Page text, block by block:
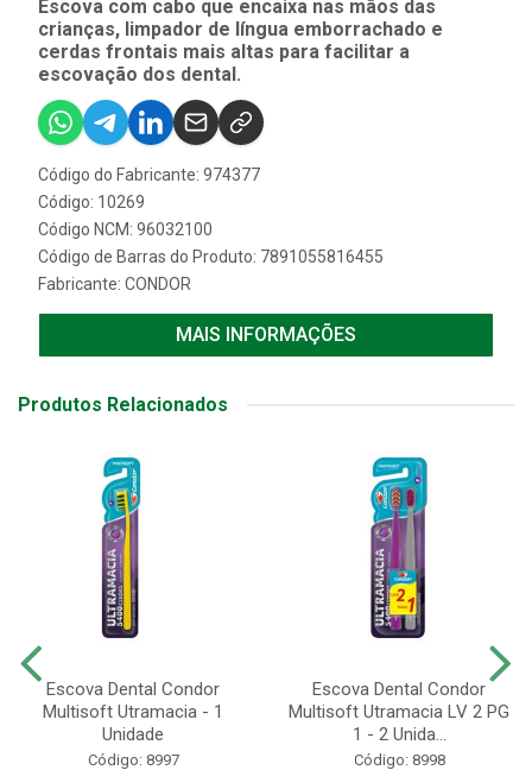
Escova com cabo que encaixa nas mãos das
crianças, limpador de língua emborrachado e
cerdas frontais mais altas para facilitar a
escovação dos dental.
Código do Fabricante: 974377
Código: 10269
Código NCM: 96032100
Código de Barras do Produto: 7891055816455
Fabricante: CONDOR
MAIS INFORMAÇÕES
Produtos Relacionados
Escova Dental Condor
Multisoft Utramacia - 1
Unidade
Código: 8997
Escova Dental Condor
Multisoft Utramacia LV 2 PG
1 - 2 Unida...
Código: 8998